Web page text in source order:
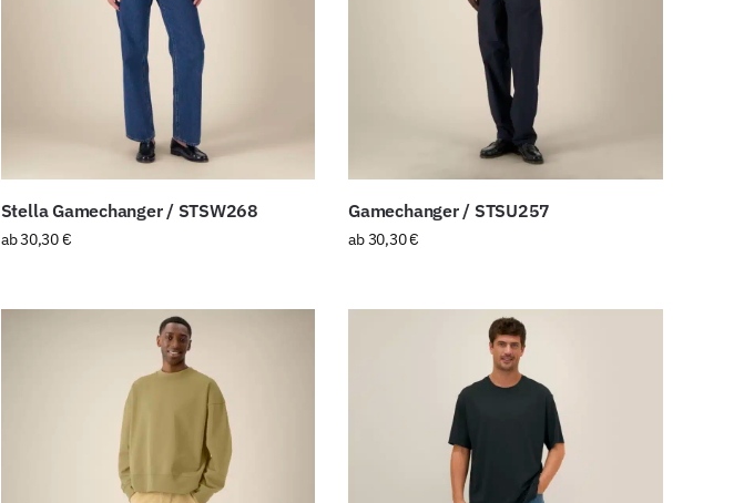
Stella Gamechanger / STSW268
ab30,30€
Gamechanger / STSU257
ab30,30€